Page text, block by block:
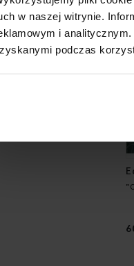
w naszej witrynie.
i
podczas